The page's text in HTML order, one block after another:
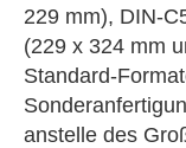
229 mm), DIN-
(229 x 324 mm
Standard-
anstelle des